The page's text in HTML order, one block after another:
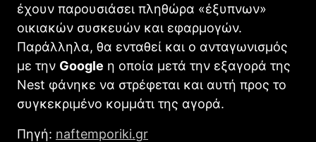
έχουν παρουσιάσει πληθώρα «έξυπνων»
οικιακών συσκευών και εφαρμογών.
Παράλληλα, θα ενταθεί και ο ανταγωνισμός
με την Google η οποία μετά την εξαγορά της
Nest φάνηκε να στρέφεται και αυτή προς το
συγκεκριμένο κομμάτι της αγορά.
Πηγή: naftemporiki.gr